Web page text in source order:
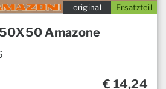
Ersatzteil
original
Amazone
€ 14,24